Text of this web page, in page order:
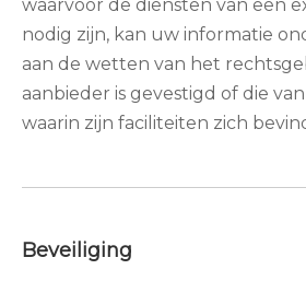
waarvoor de diensten van een
nodig zijn, kan uw informatie
aan de wetten van het
aanbieder is gevestigd of die
waarin zijn faciliteiten zich
Beveiliging